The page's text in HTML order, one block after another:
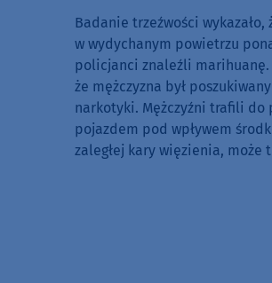
Badanie trzeźwości
w wydychanym powietrzu
policjanci znaleźli marihuanę.
że mężczyzna był
narkotyki. Mężczyźni trafili do
pojazdem pod wpływem
zaległej kary więzienia,